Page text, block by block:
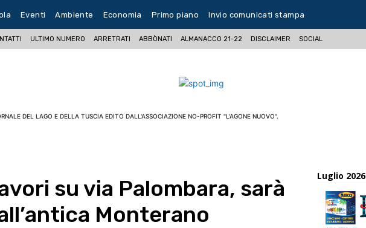
Eventi Ambiente Economia Primo piano Invio comunicati stampa
ULTIMO NUMERO ARRETRATI ABBÒNATI ALMANACCO 21-22 DISCLAIMER SOCIAL
DEL LAGO E DELLA TUSCIA EDITO DALL'ASSOCIAZIONE NO-PROFIT "L'AGONE NUOVO".
su via Palombara, sarà
Monterano
Luglio 2026